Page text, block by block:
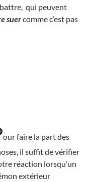
qui peuvent
suercomme c’est pas
our faire la part des
il suffit de vérifier
réaction lorsqu’un
extérieur